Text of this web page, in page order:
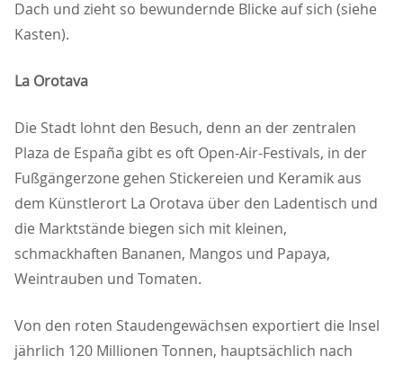
Dach und zieht so bewundernde Blicke auf sich (siehe
Kasten).
La Orotava
Die Stadt lohnt den Besuch, denn an der zentralen
Plaza de España gibt es oft Open-Air-Festivals, in der
Fußgängerzone gehen Stickereien und Keramik aus
dem Künstlerort La Orotava über den Ladentisch und
die Marktstände biegen sich mit kleinen,
schmackhaften Bananen, Mangos und Papaya,
Weintrauben und Tomaten.
Von den roten Staudengewächsen exportiert die Insel
jährlich 120 Millionen Tonnen, hauptsächlich nach